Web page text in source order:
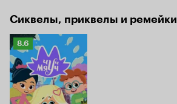
Сиквелы, приквелы и ремейки
Рейтинг
Кинопоиска
8.6
8.6